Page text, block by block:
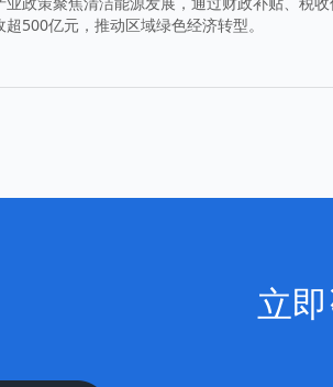
500亿元，推动区域绿色经济转型。
立